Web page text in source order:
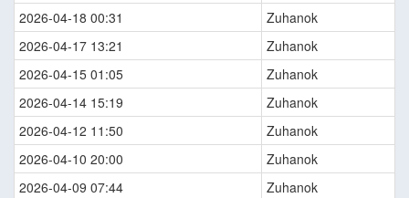
2026-04-18 00:31
Zuhanok
2026-04-17 13:21
Zuhanok
2026-04-15 01:05
Zuhanok
2026-04-14 15:19
Zuhanok
2026-04-12 11:50
Zuhanok
2026-04-10 20:00
Zuhanok
2026-04-09 07:44
Zuhanok